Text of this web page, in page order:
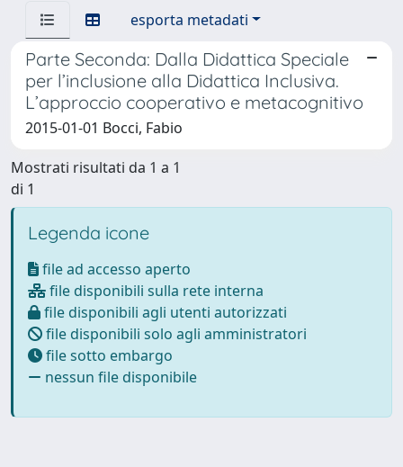
esporta metadati
Parte Seconda: Dalla Didattica Speciale
per l’inclusione alla Didattica Inclusiva.
L’approccio cooperativo e metacognitivo
2015-01-01 Bocci, Fabio
Mostrati risultati da 1 a 1
di 1
Legenda icone
file ad accesso aperto
file disponibili sulla rete interna
file disponibili agli utenti autorizzati
file disponibili solo agli amministratori
file sotto embargo
nessun file disponibile